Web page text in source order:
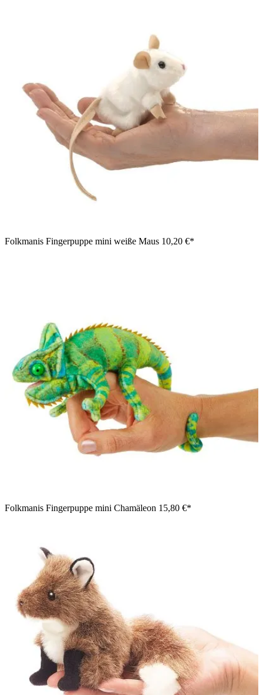
Folkmanis Fingerpuppe mini weiße Maus 10,20 €*
Folkmanis Fingerpuppe mini Chamäleon 15,80 €*